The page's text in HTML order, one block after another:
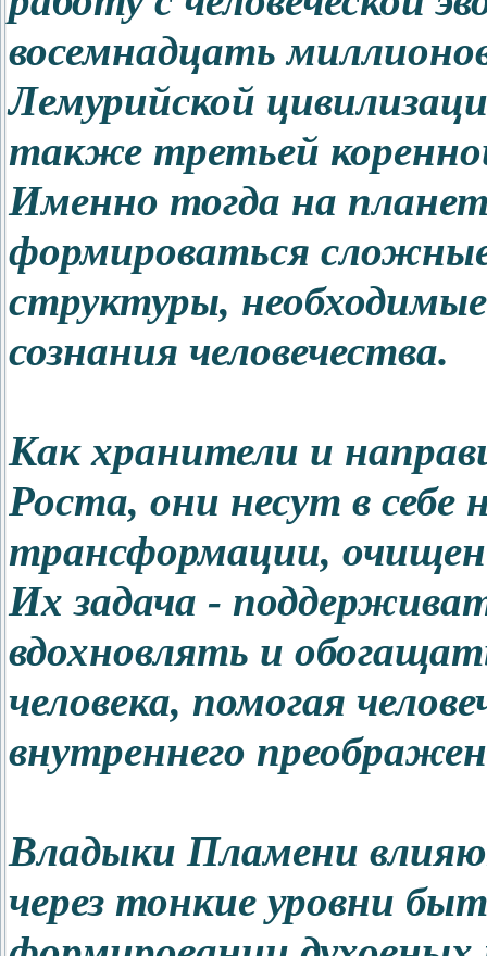
восемнадцать
Лемурийской
также третьей
Именно тогда на
формироваться сложные
структуры,
сознания человечества.
Как хранители и
Роста, они несут в себе
трансформации,
Их задача -
вдохновлять и
человека, помогая
внутреннего
Владыки Пламени
через тонкие уровни